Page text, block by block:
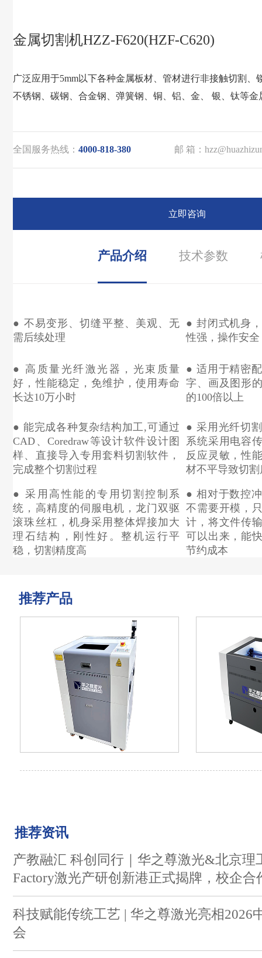
金属切割机HZZ-F620(HZF-C620)
广泛应用于5mm以下各种金属板材、管材进行非接触切割、
不锈钢、碳钢、合金钢、弹簧钢、铜、铝、金、 银、钛等金
全国服务热线：4000-818-380 邮 箱：
立即咨询
产品介绍 技术参数
● 不易变形、切缝平整、美观、无
需后续处理
● 封闭式机身
性强，操作安全
● 高质量光纤激光器，光束质量
好，性能稳定，免维护，使用寿命
长达10万小时
● 适用于精密
字、画及图形
的100倍以上
● 能完成各种复杂结构加工,可通过
CAD、Coredraw等设计软件设计图
样、直接导入专用套料切割软件，
完成整个切割过程
●采用光纤切
系统采用电容
反应灵敏，性
材不平导致切
● 采用高性能的专用切割控制系
统，高精度的伺服电机，龙门双驱
滚珠丝杠，机身采用整体焊接加大
理石结构，刚性好。整机运行平
稳，切割精度高
● 相对于数控
不需要开模，
计，将文件传
可以出来，能
节约成本
推荐产品
先行者HZZ-V200B+
推荐资讯
产教融汇 科创同行｜华之尊激光&北京理
Factory激光产研创新港正式揭牌，校企合
科技赋能传统工艺 | 华之尊激光亮相2026
会